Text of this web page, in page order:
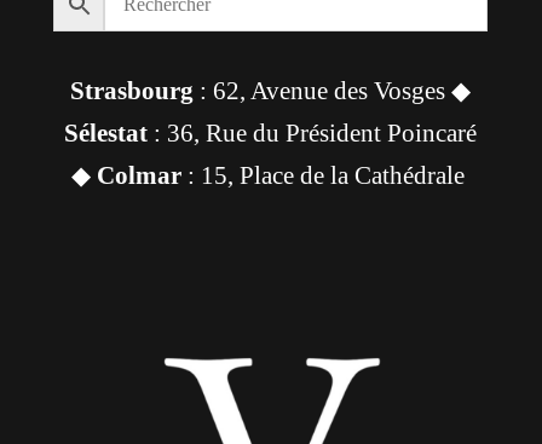
Strasbourg : 62, Avenue des Vosges ◆
Sélestat : 36, Rue du Président Poincaré
◆ Colmar: 15, Place de la Cathédrale